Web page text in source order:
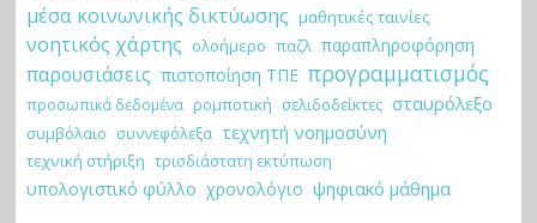
μέσα κοινωνικής δικτύωσης μαθητικές ταινίες
νοητικός χάρτης ολοήμερο παζλ παραπληροφόρηση
παρουσιάσεις πιστοποίηση ΤΠΕ προγραμματισμός
προσωπικά δεδομένα ρομποτική σελιδοδείκτες σταυρόλεξο
συμβόλαιο συννεφόλεξα τεχνητή νοημοσύνη
τεχνική στήριξη τρισδιάστατη εκτύπωση
υπολογιστικό φύλλο χρονολόγιο ψηφιακό μάθημα